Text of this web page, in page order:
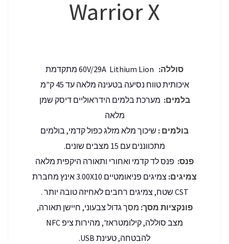
Warrior X
סוללה:
60V/29A Lithium Lion מתקדמת
איכותית טווח נסיעה בטעינה מלאה עד 45 ק"מ
בלמים: מערכת בלמים הידראוליים דיסק שמן
מלאה
בולמים : שיכוך מלא מזלג כפול קדמי, בולמים
מתכווננים עם 15 מצבים שונים.
פנס: פנס לד קדמי ואחורי ותאורה היקפית מלאה
צמיגים:
צמיגים פניאומטיים 3.00X10 אינץ מחברת
CST שטח, צמיגים רחבים לאחיזה טובה יותר .
פונקציות מסך: מסך גדול צבעוני, חיישן תאורה,
מצב סוללה, קילומטראז', מהירות ציפ NFC
להבטחה, טעינת USB.